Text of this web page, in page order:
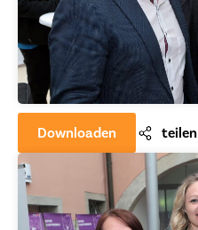
Downloaden teilen